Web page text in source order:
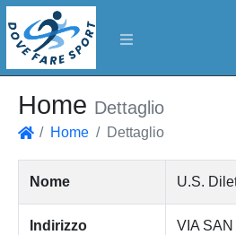
Home Dettaglio
Home Dettaglio
Nome U.S.
Indirizzo VIA SAN